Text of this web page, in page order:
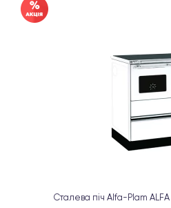
Сталева піч Alfa-Plam ALFA